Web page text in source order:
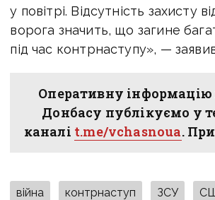
у повітрі. Відсутність захисту
ворога значить, що загине
під час контрнаступу», —
Оперативну інформацію
Донбасу публікуємо у
каналі t.me/vchasnoua.
війна контрнаступ ЗСУ